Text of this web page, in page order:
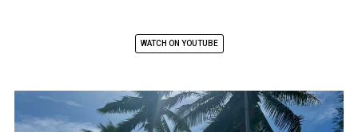
WATCH ON YOUTUBE